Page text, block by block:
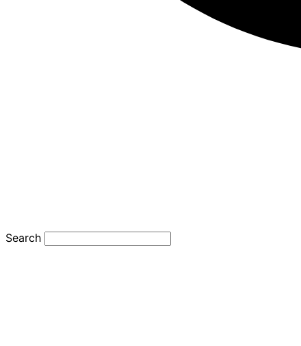
Search